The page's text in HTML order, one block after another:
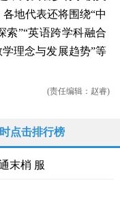
地代表还将围绕“中
索”“英语跨学科融合
理念与发展趋势”等
(责任编辑：赵睿)
点击排行榜
末梢 服